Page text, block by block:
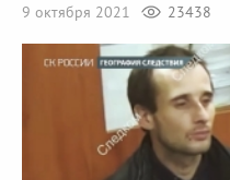
9 октября 2021
23438